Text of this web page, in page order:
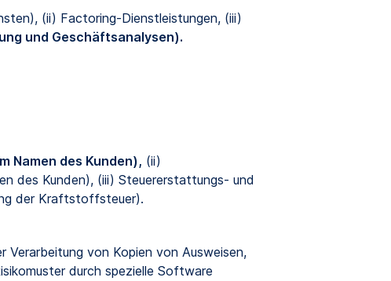
(ii) Factoring-Dienstleistungen, (iii)
und Geschäftsanalysen).
Namen des Kunden), (ii)
des Kunden), (iii) Steuererstattungs- und
der Kraftstoffsteuer).
von Kopien von Ausweisen,
durch spezielle Software